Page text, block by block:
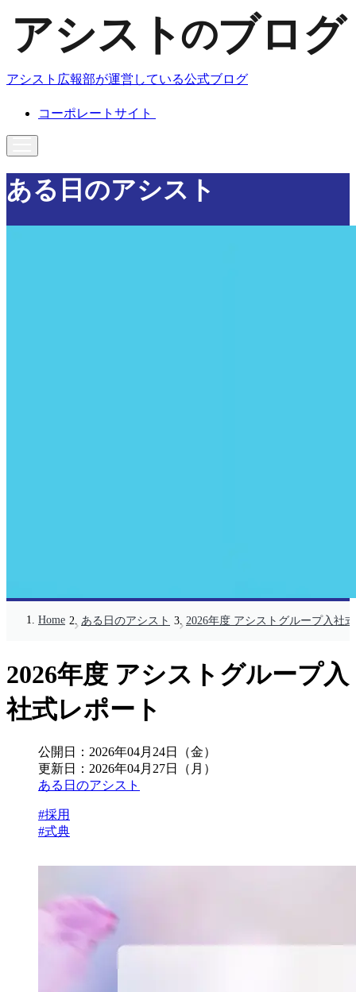
アシスト広報部が運営している公式ブログ
コーポレートサイト
ある日のアシスト
Home ある日のアシスト 2026年度 アシストグループ入社
2026年度 アシストグループ入
社式レポート
公開日： 2026年04月24日（金）
更新日： 2026年04月27日（月）
ある日のアシスト
#採用
#式典